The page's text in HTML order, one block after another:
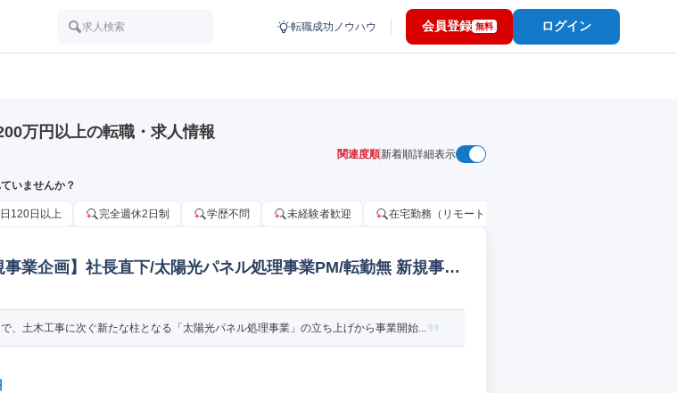
求人検索 転職成功ノウハウ 会員登録 無料 ログイン
万円以上の転職・求人情報
関連度順新着順詳細表示
いませんか？
120日以上 完全週休2日制 学歴不問 未経験者歓迎 在宅勤務（リモートワーク）OK
事業企画】社長直下/太陽光パネル処理事業PM/転勤無 新規事業
、土木工事に次ぐ新たな柱となる「太陽光パネル処理事業」の立ち上げから事業開始...